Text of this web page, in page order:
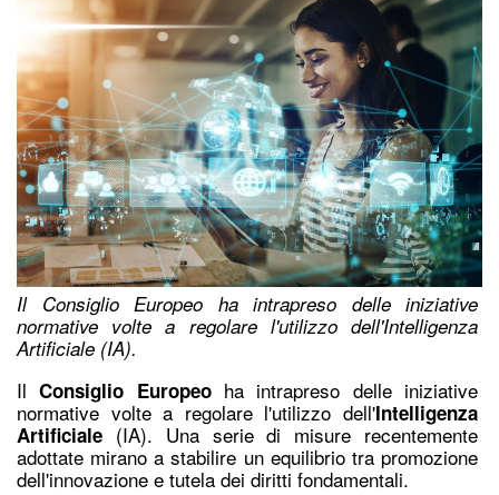
Il Consiglio Europeo ha intrapreso delle iniziative
normative volte a regolare l'utilizzo dell'Intelligenza
Artificiale (IA).
IlConsiglio Europeoha intrapreso delle iniziative
normative volte a regolare l'utilizzo dell'Intelligenza
Artificiale (IA). Una serie di misure recentemente
adottate mirano a stabilire un equilibrio tra promozione
dell'innovazione e tutela dei diritti fondamentali.